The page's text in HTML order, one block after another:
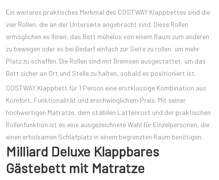
Ein weiteres praktisches Merkmal des COSTWAY Klappbettes sind die
vier Rollen, die an der Unterseite angebracht sind. Diese Rollen
ermöglichen es Ihnen, das Bett mühelos von einem Raum zum anderen
zu bewegen oder es bei Bedarf einfach zur Seite zu rollen, um mehr
Platz zu schaffen. Die Rollen sind mit Bremsen ausgestattet, um das
Bett sicher an Ort und Stelle zu halten, sobald es positioniert ist.
COSTWAY Klappbett für 1 Person eine erstklassige Kombination aus
Komfort, Funktionalität und erschwinglichem Preis. Mit seiner
hochwertigen Matratze, dem stabilen Lattenrost und der praktischen
Rollenfunktion ist es eine ausgezeichnete Wahl für Einzelpersonen, die
einen erholsamen Schlafplatz in einem begrenzten Raum benötigen.
Milliard Deluxe Klappbares
Gästebett mit Matratze